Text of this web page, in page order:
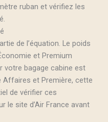
ruban et vérifiez les
de l’équation. Le poids
et Premium
votre bagage cabine est
Affaires et Première, cette
de vérifier ces
le site d’Air France avant